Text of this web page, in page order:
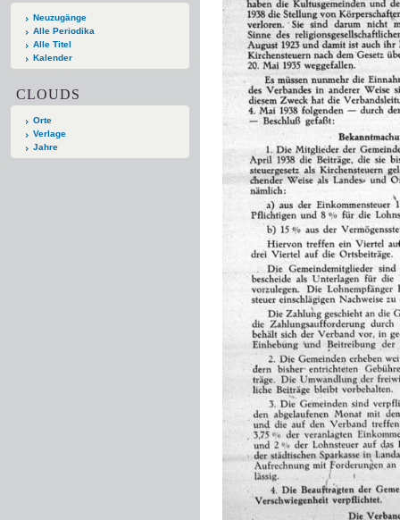
Neuzugänge
Alle Periodika
Alle Titel
Kalender
CLOUDS
Orte
Verlage
Jahre